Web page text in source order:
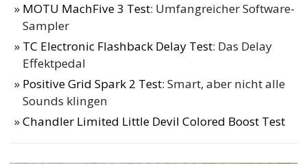
MOTU MachFive 3 Test: Umfangreicher Software-
Sampler
TC Electronic Flashback Delay Test: Das Delay
Effektpedal
Positive Grid Spark 2 Test: Smart, aber nicht alle
Sounds klingen
Chandler Limited Little Devil Colored Boost Test